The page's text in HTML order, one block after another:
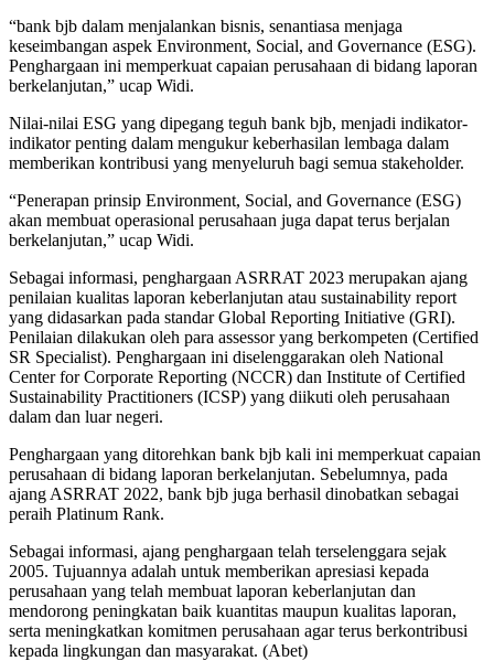
“bank bjb dalam menjalankan bisnis, senantiasa menjaga
keseimbangan aspek Environment, Social, and Governance (ESG).
Penghargaan ini memperkuat capaian perusahaan di bidang laporan
berkelanjutan,” ucap Widi.
Nilai-nilai ESG yang dipegang teguh bank bjb, menjadi indikator-
indikator penting dalam mengukur keberhasilan lembaga dalam
memberikan kontribusi yang menyeluruh bagi semua stakeholder.
“Penerapan prinsip Environment, Social, and Governance (ESG)
akan membuat operasional perusahaan juga dapat terus berjalan
berkelanjutan,” ucap Widi.
Sebagai informasi, penghargaan ASRRAT 2023 merupakan ajang
penilaian kualitas laporan keberlanjutan atau sustainability report
yang didasarkan pada standar Global Reporting Initiative (GRI).
Penilaian dilakukan oleh para assessor yang berkompeten (Certified
SR Specialist). Penghargaan ini diselenggarakan oleh National
Center for Corporate Reporting (NCCR) dan Institute of Certified
Sustainability Practitioners (ICSP) yang diikuti oleh perusahaan
dalam dan luar negeri.
Penghargaan yang ditorehkan bank bjb kali ini memperkuat capaian
perusahaan di bidang laporan berkelanjutan. Sebelumnya, pada
ajang ASRRAT 2022, bank bjb juga berhasil dinobatkan sebagai
peraih Platinum Rank.
Sebagai informasi, ajang penghargaan telah terselenggara sejak
2005. Tujuannya adalah untuk memberikan apresiasi kepada
perusahaan yang telah membuat laporan keberlanjutan dan
mendorong peningkatan baik kuantitas maupun kualitas laporan,
serta meningkatkan komitmen perusahaan agar terus berkontribusi
kepada lingkungan dan masyarakat. (Abet)